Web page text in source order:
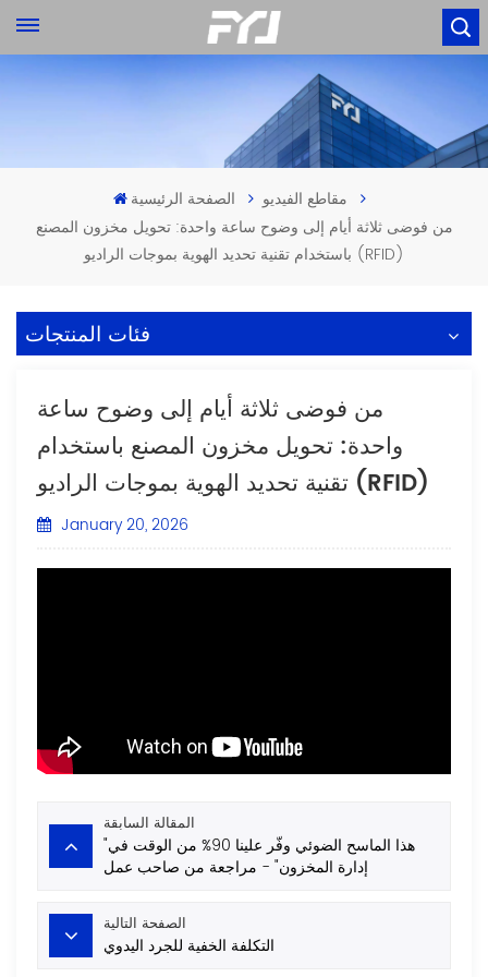
الصفحة الرئيسية
مقاطع الفيديو
من فوضى ثلاثة أيام إلى وضوح ساعة واحدة: تحويل مخزون المصنع
باستخدام تقنية تحديد الهوية بموجات الراديو (RFID)
فئات المنتجات
من فوضى ثلاثة أيام إلى وضوح ساعة
واحدة: تحويل مخزون المصنع باستخدام
تقنية تحديد الهوية بموجات الراديو (RFID)
January 20, 2026
المقالة السابقة
"هذا الماسح الضوئي وفّر علينا 90% من الوقت في
إدارة المخزون" - مراجعة من صاحب عمل
الصفحة التالية
التكلفة الخفية للجرد اليدوي